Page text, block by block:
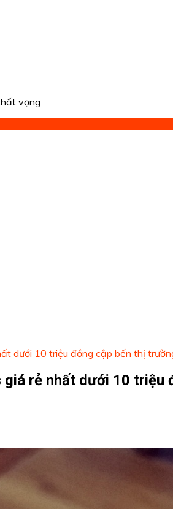
vọng
dưới 10 triệu đồng cập bến thị
rẻ nhất dưới 10